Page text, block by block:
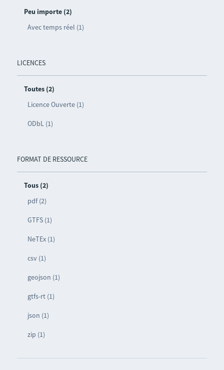
Peu importe (2)
Avec temps réel (1)
LICENCES
Toutes (2)
Licence Ouverte (1)
ODbL (1)
FORMAT DE RESSOURCE
Tous (2)
pdf (2)
GTFS (1)
NeTEx (1)
csv (1)
geojson (1)
gtfs-rt (1)
json (1)
zip (1)